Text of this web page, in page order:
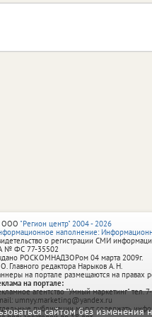
сайтом без изменения
"Регион центр" 2004 - 2026
наполнение:
о регистрации СМИ
№ ФС 77‑35502
РОСКОМНАДЗОРом 04 марта 2009г.
Главного редактора Нарыков А. Н.
на портале размещаются на правах
на портале:
агентство "Умный маркетинг" тел.
umnyy.marketing@yandex.ru
публикации могут содержать